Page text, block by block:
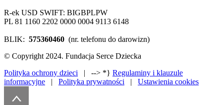
R-ek USD SWIFT: BIGBPLPW
PL 81 1160 2202 0000 0004 9113 6148
BLIK: 575360460 (nr. telefonu do darowizn)
© Copyright 2024. Fundacja Serce Dziecka
Polityka ochrony dzieci | --> *} Regulaminy i klauzule
informacyjne | Polityka prywatności | Ustawienia cookies